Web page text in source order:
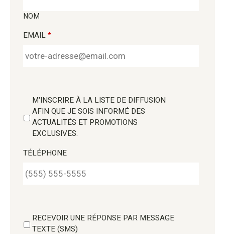
NOM
EMAIL *
M'INSCRIRE À LA LISTE DE DIFFUSION
AFIN QUE JE SOIS INFORMÉ DES
ACTUALITÉS ET PROMOTIONS
EXCLUSIVES.
TÉLÉPHONE
RECEVOIR UNE RÉPONSE PAR MESSAGE
TEXTE (SMS)